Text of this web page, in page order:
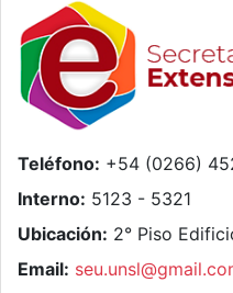
Teléfono: +54 (0266)
Interno: 5123 - 5321
Ubicación: 2° Piso
Email: